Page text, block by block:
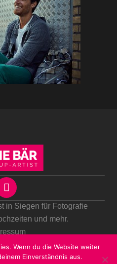
in Siegen für Fotografie
und mehr.
Wenn du die Website weiter
Einverständnis aus.